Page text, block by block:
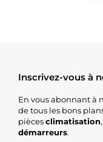
Inscrivez-vous à
En vous abonnant à
de tous les bons
piècesclimatisation,
démarreurs.